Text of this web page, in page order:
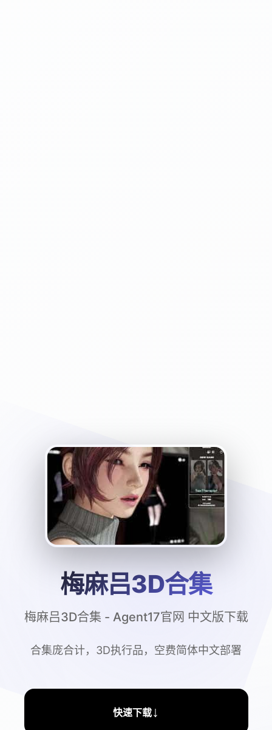
梅麻吕3D合集
梅麻吕3D合集 - Agent17官网 中文版下载
合集庞合计，3D执行品，空费简体中文部署
快速下载↓